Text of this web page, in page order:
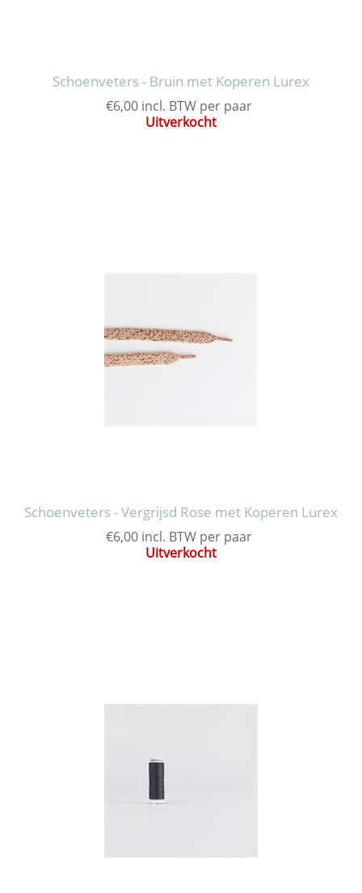
Schoenveters - Bruin met Koperen Lurex
€6,00 incl. BTW per paar
Uitverkocht
Schoenveters - Vergrijsd Rose met Koperen Lurex
€6,00 incl. BTW per paar
Uitverkocht